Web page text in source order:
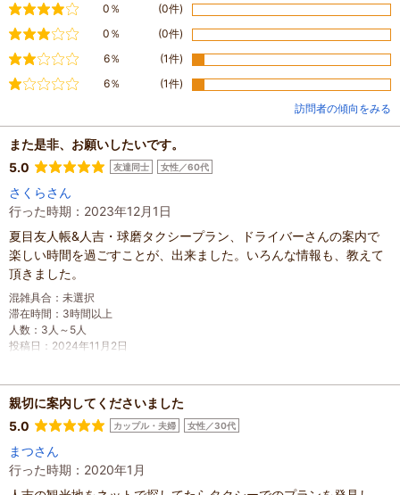
やや満足
0％ (0件)
普通0％ (0件)
やや不満
6％ (1件)
6％
(1件)
訪問者の傾向をみる
また是非、お願いしたいです。
5.0
友達同士 女性／60代
さくらさん
行った時期：2023年12月1日
夏目友人帳&人吉・球磨タクシープラン、ドライバーさんの案内で
楽しい時間を過ごすことが、出来ました。いろんな情報も、教えて
頂きました。
混雑具合 ： 未選択
滞在時間 ： 3時間以上
人数 ： 3人～5人
投稿日 ： 2024年11月2日
親切に案内してくださいました
5.0
カップル・夫婦 女性／30代
まつさん
行った時期：2020年1月